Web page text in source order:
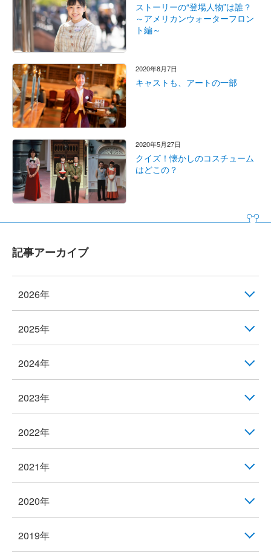
ストーリーの“登場人物”は誰？
～アメリカンウォーターフロン
ト編～
2020年8月7日
キャストも、アートの一部
2020年5月27日
クイズ！懐かしのコスチューム
はどこの？
記事アーカイブ
2026年
2025年
2024年
2023年
2022年
2021年
2020年
2019年